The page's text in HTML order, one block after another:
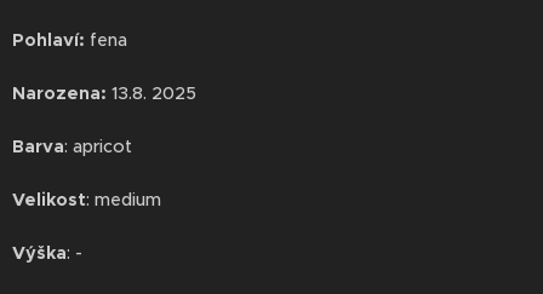
Pohlaví: fena
Narozena: 13.8. 2025
Barva: apricot
Velikost: medium
Výška: -